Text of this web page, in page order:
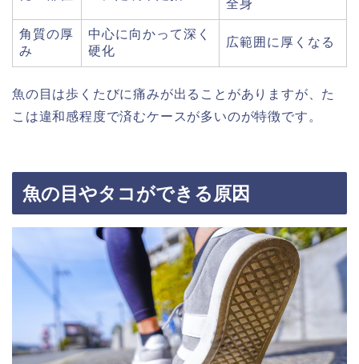
全身
角質の厚
み
中心に向かって深く
硬化
広範囲に厚くなる
魚の目は歩くたびに痛みが出ることがありますが、た
こは違和感程度で済むケースが多いのが特徴です。
魚の目やタコができる原因